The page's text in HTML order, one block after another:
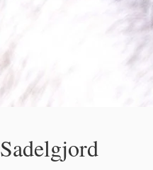
Sadelgjord